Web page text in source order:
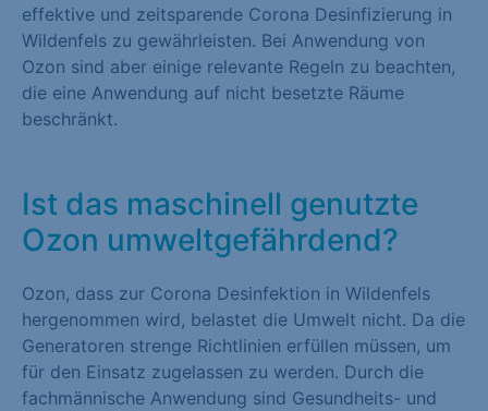
effektive und zeitsparende Corona Desinfizierung in
Wildenfels zu gewährleisten. Bei Anwendung von
Ozon sind aber einige relevante Regeln zu beachten,
die eine Anwendung auf nicht besetzte Räume
beschränkt.
Ist das maschinell genutzte
Ozon umweltgefährdend?
Ozon, dass zur Corona Desinfektion in Wildenfels
hergenommen wird, belastet die Umwelt nicht. Da die
Generatoren strenge Richtlinien erfüllen müssen, um
für den Einsatz zugelassen zu werden. Durch die
fachmännische Anwendung sind Gesundheits- und